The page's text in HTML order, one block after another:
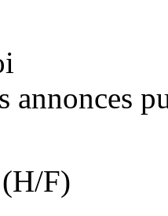
annonces
F)